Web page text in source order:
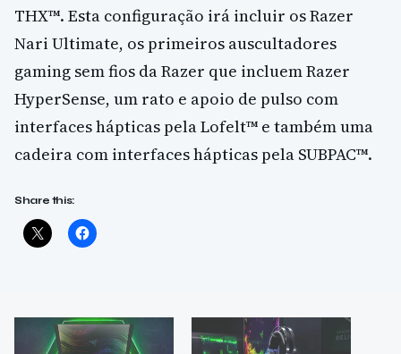
THX™. Esta configuração irá incluir os Razer
Nari Ultimate, os primeiros auscultadores
gaming sem fios da Razer que incluem Razer
HyperSense, um rato e apoio de pulso com
interfaces hápticas pela Lofelt™ e também uma
cadeira com interfaces hápticas pela SUBPAC™.
Share this: